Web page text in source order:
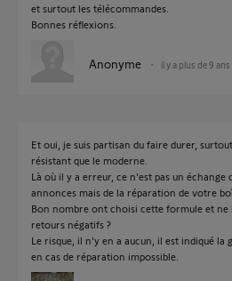
et surtout les télécommandes.
Bonnes réflexions.
Anonyme il y a plus de 9 ans
Et oui, je suis partisan du faire durer,
résistant que le moderne.
Là où il y a erreur, ce n'est pas un échange
annonces mais de la réparation de votre
Bon nombre ont choisi cette formule et ne
retours négatifs ?
Le risque, il n'y en a aucun, il est indiqué
en cas de réparation impossible.